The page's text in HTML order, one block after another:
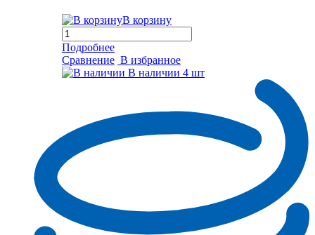
В корзину
Подробнее
Сравнение В избранное
В наличии 4 шт